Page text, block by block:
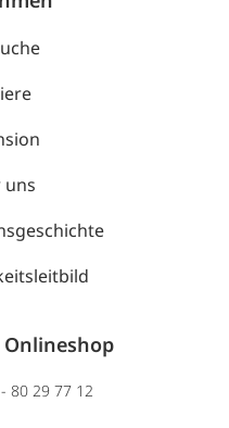
uns
80 29 77 12